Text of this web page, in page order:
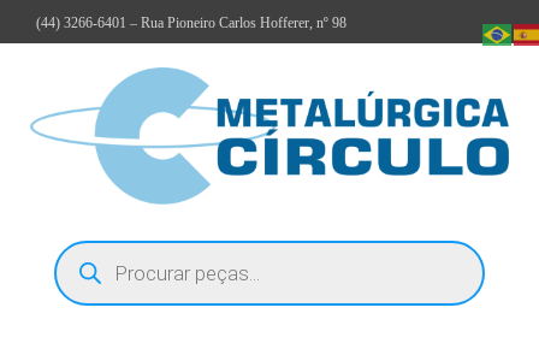
(44) 3266-6401 – Rua Pioneiro Carlos Hofferer, nº 98